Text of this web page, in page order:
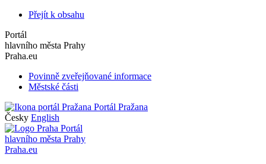
Přejít k obsahu
Portál
hlavního města Prahy
Praha.eu
Povinně zveřejňované informace
Městské části
Portál Pražana
Česky English
Portál
hlavního města Prahy
Praha.eu